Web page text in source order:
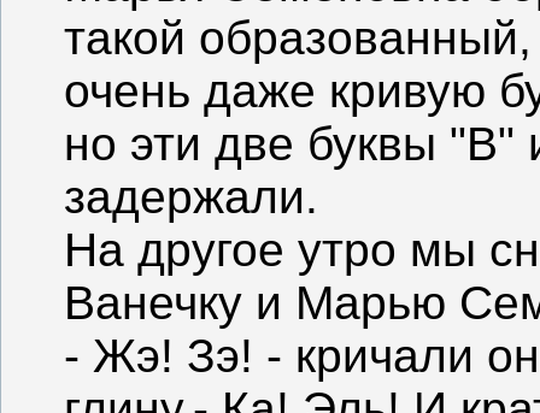
такой
очень даже кривую
но эти две буквы "В"
задержали.
На другое утро мы
Ванечку и Марью
- Жэ! Зэ! - кричали